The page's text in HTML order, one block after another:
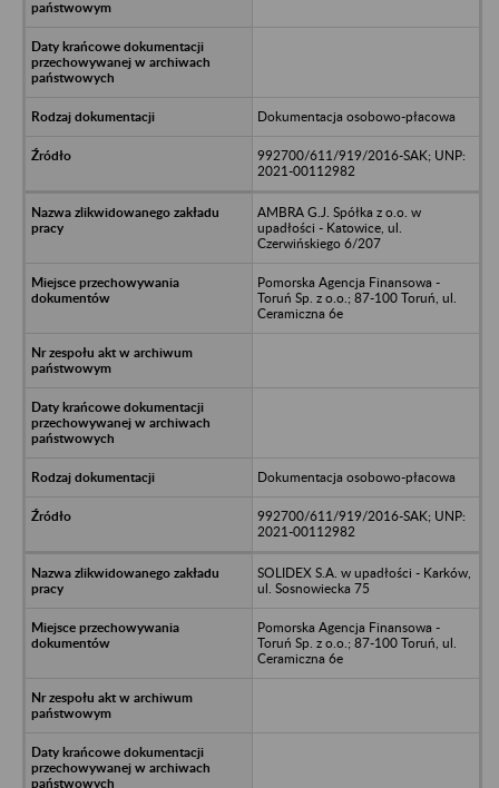
Dokumentacja osobowo-płacowa
992700/611/919/2016-SAK; UNP:
2021-00112982
AMBRA G.J. Spółka z o.o. w
upadłości - Katowice, ul.
Czerwińskiego 6/207
Pomorska Agencja Finansowa -
Toruń Sp. z o.o.; 87-100 Toruń, ul.
Ceramiczna 6e
Dokumentacja osobowo-płacowa
992700/611/919/2016-SAK; UNP:
2021-00112982
SOLIDEX S.A. w upadłości - Karków,
ul. Sosnowiecka 75
Pomorska Agencja Finansowa -
Toruń Sp. z o.o.; 87-100 Toruń, ul.
Ceramiczna 6e